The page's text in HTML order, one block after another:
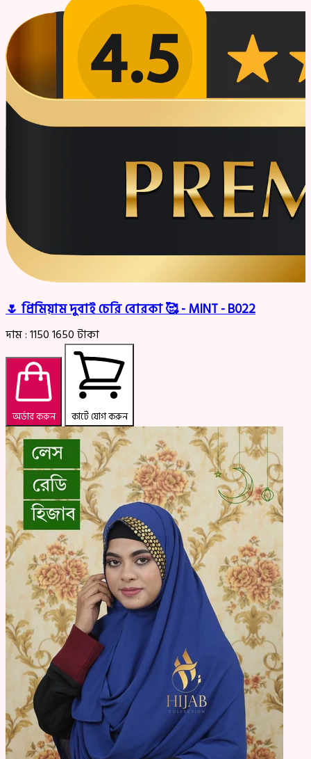
🌷 প্রিমিয়াম দুবাই চেরি বোরকা 🥰 - MINT - B022
দাম :11501650টাকা
অর্ডার করুন কার্টে যোগ করুন